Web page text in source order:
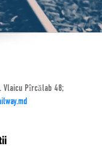
Vlaicu Pîrcălab 48;